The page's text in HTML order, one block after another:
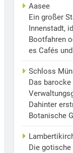
Aasee
Ein großer
Innenstadt,
Bootfahren
es Cafés
Schloss
Das
Dahinter
Botanische
Die